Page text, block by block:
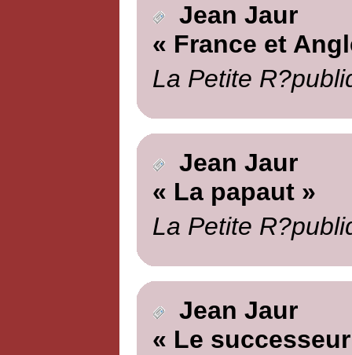
Jean Jaur
« France et
La Petite
Jean Jaur
« La papaut »
La Petite
Jean Jaur
« Le